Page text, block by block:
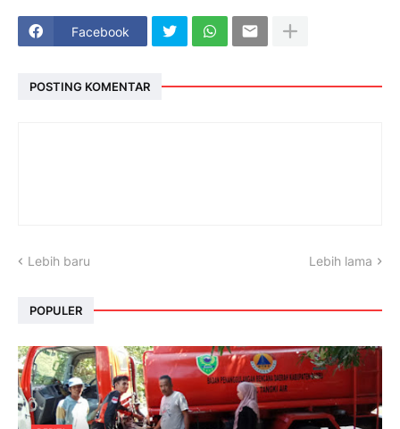
Facebook
POSTING KOMENTAR
Lebih baru Lebih lama
POPULER